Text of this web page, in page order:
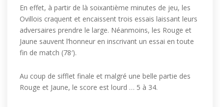
En effet, à partir de là soixantième minutes de jeu, les
Ovillois craquent et encaissent trois essais laissant leurs
adversaires prendre le large. Néanmoins, les Rouge et
Jaune sauvent l’honneur en inscrivant un essai en toute
fin de match (78′).
Au coup de sifflet finale et malgré une belle partie des
Rouge et Jaune, le score est lourd … 5 à 34.